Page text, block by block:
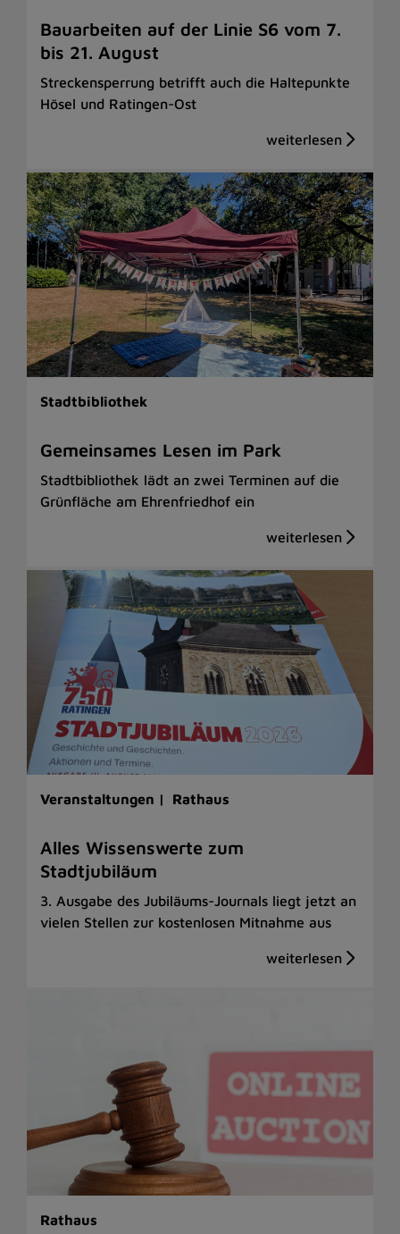
Bauarbeiten auf der Linie S6 vom 7.
bis 21. August
Streckensperrung betrifft auch die Haltepunkte
Hösel und Ratingen-Ost
Stadtbibliothek
Gemeinsames Lesen im Park
Stadtbibliothek lädt an zwei Terminen auf die
Grünfläche am Ehrenfriedhof ein
Veranstaltungen | Rathaus
Alles Wissenswerte zum
Stadtjubiläum
3. Ausgabe des Jubiläums-Journals liegt jetzt an
vielen Stellen zur kostenlosen Mitnahme aus
Rathaus